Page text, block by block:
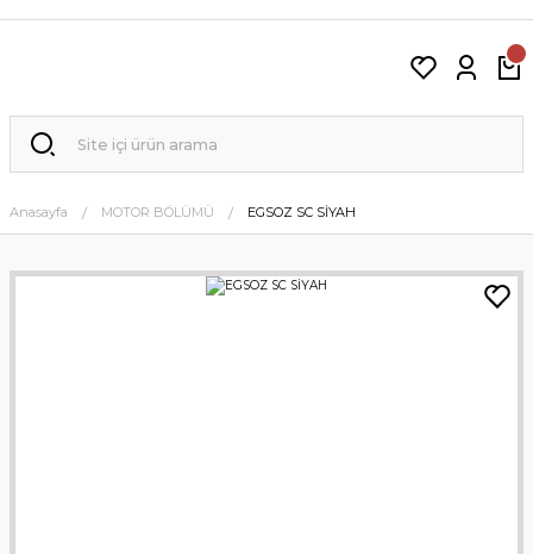
Anasayfa MOTOR BÖLÜMÜ EGSOZ SC SİYAH